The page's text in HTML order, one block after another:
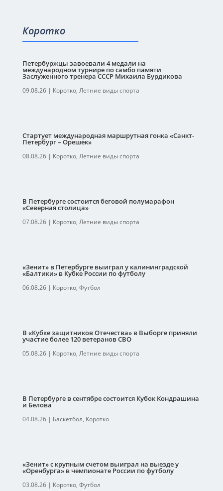
Коротко
Петербуржцы завоевали 4 медали на
международном турнире по самбо памяти
Заслуженного тренера СССР Михаила Бурдикова
09.08.26| Коротко, Летние виды спорта
Стартует международная маршрутная гонка «Санкт-
Петербург – Орешек»
08.08.26| Коротко, Летние виды спорта
В Петербурге состоится беговой полумарафон
«Северная столица»
07.08.26| Коротко, Летние виды спорта
«Зенит» в Петербурге выиграл у калининградской
«Балтики» в Кубке России по футболу
06.08.26| Коротко, Футбол
В «Кубке защитников Отечества» в Выборге приняли
участие более 120 ветеранов СВО
05.08.26| Коротко, Летние виды спорта
В Петербурге в сентябре состоится Кубок Кондрашина
и Белова
04.08.26| Баскетбол, Коротко
«Зенит» с крупным счетом выиграл на выезде у
«Оренбурга» в чемпионате России по футболу
03.08.26| Коротко, Футбол